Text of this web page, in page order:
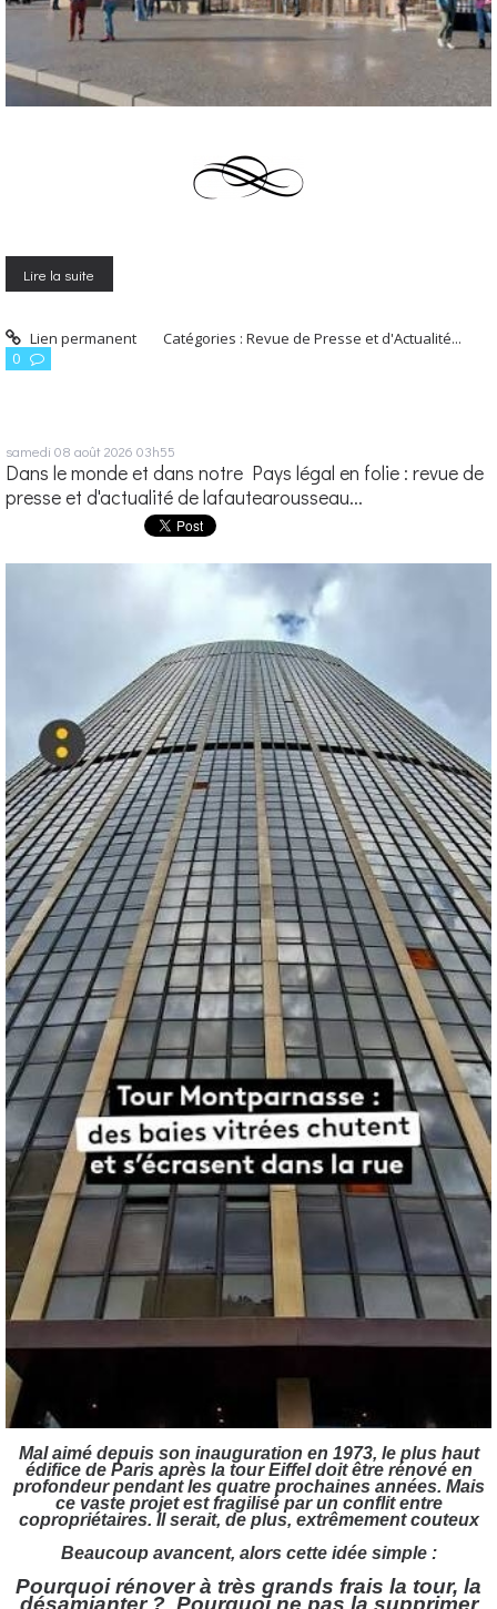
Lire la suite
Lien permanent Catégories :Revue de Presse et d'Actualité...
0
samedi 08 août 2026 03h55
Dans le monde et dans notre Pays légal en folie : revue de
presse et d'actualité de lafautearousseau...
Mal aimé depuis son inauguration en 1973, le plus haut
édifice de Paris après la tour Eiffel doit être rénové en
profondeur pendant les quatre prochaines années. Mais
ce vaste projet est fragilisé par un conflit entre
copropriétaires. Il serait, de plus, extrêmement couteux
Beaucoup avancent, alors cette idée simple :
Pourquoi rénover à très grands frais la tour, la